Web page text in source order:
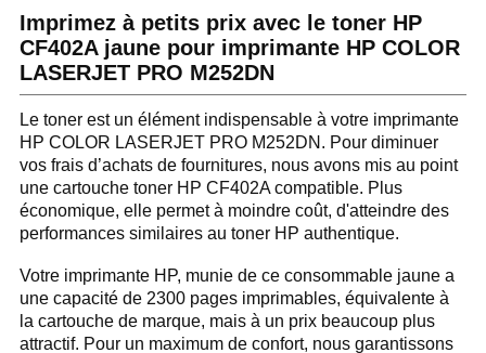
Imprimez à petits prix avec le toner HP
CF402A jaune pour imprimante HP COLOR
LASERJET PRO M252DN
Le toner est un élément indispensable à votre imprimante
HP COLOR LASERJET PRO M252DN. Pour diminuer
vos frais d’achats de fournitures, nous avons mis au point
une cartouche toner HP CF402A compatible. Plus
économique, elle permet à moindre coût, d'atteindre des
performances similaires au toner HP authentique.
Votre imprimante HP, munie de ce consommable jaune a
une capacité de 2300 pages imprimables, équivalente à
la cartouche de marque, mais à un prix beaucoup plus
attractif. Pour un maximum de confort, nous garantissons